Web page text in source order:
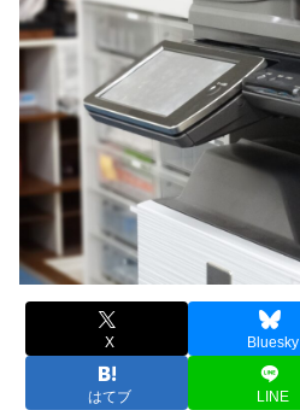
X Bluesky
はてブ LINE